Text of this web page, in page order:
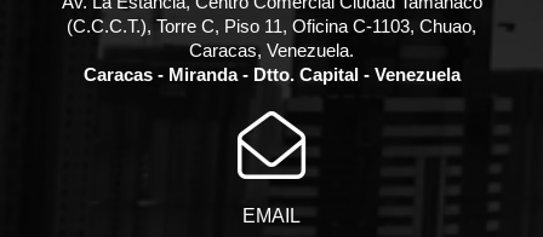
(C.C.C.T.), Torre C, Piso 11, Oficina C-1103, Chuao,
Caracas, Venezuela.
Caracas - Miranda - Dtto. Capital - Venezuela
EMAIL